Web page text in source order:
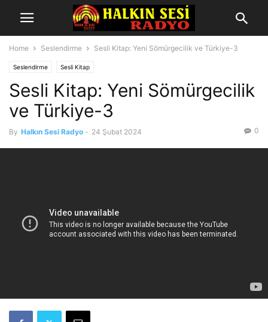
Home Seslendirme Sesli Kitap: Yeni Sömürgecilik ve Türkiye-3
Seslendirme Sesli Kitap
Sesli Kitap: Yeni Sömürgecilik
ve Türkiye-3
By Halkın Sesi Radyo - 24 Şubat 2024 0